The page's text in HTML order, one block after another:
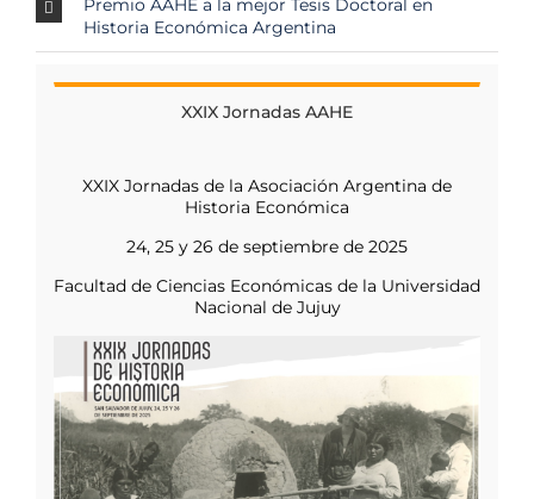
Premio AAHE a la mejor Tesis Doctoral en
Historia Económica Argentina
XXIX Jornadas AAHE
XXIX Jornadas de la Asociación Argentina de
Historia Económica
24, 25 y 26 de septiembre de 2025
Facultad de Ciencias Económicas de la Universidad
Nacional de Jujuy